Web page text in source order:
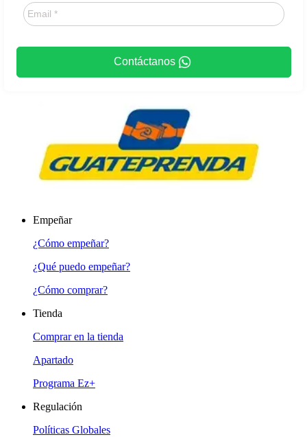
Contáctanos
Empeñar
¿Cómo empeñar?
¿Qué puedo empeñar?
¿Cómo comprar?
Tienda
Comprar en la tienda
Apartado
Programa Ez+
Regulación
Políticas Globales